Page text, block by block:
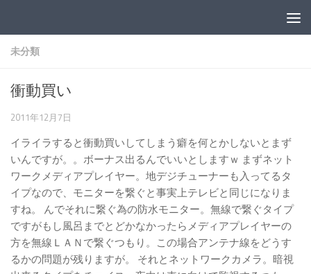
未分類
衝動買い
2011年12月7日
イライラすると衝動買いしてしまう癖を何とかしないとまず
いんですが。。ボーナス出るんでいいとしますｗ まずネット
ワークメディアプレイヤー。地デジチューナーも入ってるタ
イプなので、モニターを繋ぐと事実上テレビと同じになりま
すね。 んでそれに繋ぐ為の防水モニター。無線で繋ぐタイプ
ですがもし風呂までとどかなかったらメディアプレイヤーの
方を無線ＬＡＮで繋ぐつもり。この場合アンテナ線をどうす
るかの問題が残りますが。 それとネットワークカメラ。暗視